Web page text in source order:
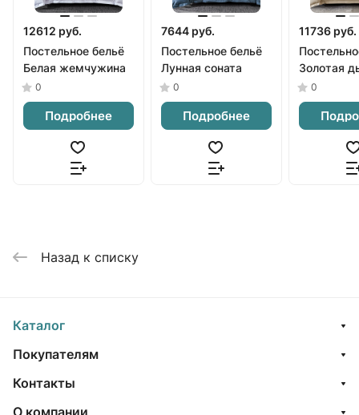
12612 руб.
Постельное бельё
Белая жемчужина
0
Подробнее
7644 руб.
Постельное бельё
Лунная соната
0
Подробнее
11736 руб.
Золотая
0
Назад к списку
Каталог
Покупателям
Контакты
О компании